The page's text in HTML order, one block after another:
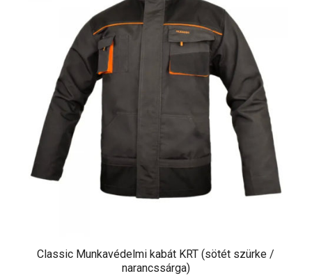
Classic Munkavédelmi kabát KRT (sötét szürke /
narancssárga)